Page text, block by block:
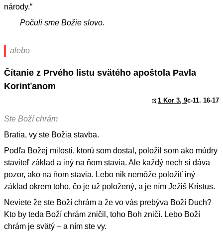
národy.“
Počuli sme Božie slovo.
alebo
Čítanie z Prvého listu svätého apoštola Pavla
Korinťanom
1 Kor 3, 9c-11. 16-17
Ste Boží chrám
Bratia, vy ste Božia stavba.
Podľa Božej milosti, ktorú som dostal, položil som ako múdry
staviteľ základ a iný na ňom stavia. Ale každý nech si dáva
pozor, ako na ňom stavia. Lebo nik nemôže položiť iný
základ okrem toho, čo je už položený, a je ním Ježiš Kristus.
Neviete že ste Boží chrám a že vo vás prebýva Boží Duch?
Kto by teda Boží chrám zničil, toho Boh zničí. Lebo Boží
chrám je svätý – a ním ste vy.